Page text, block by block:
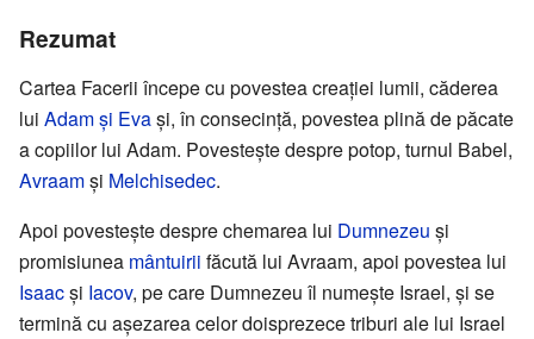
Rezumat
Cartea Facerii începe cu povestea creaţiei lumii, căderea
lui Adam şi Evaşi, în consecinţă, povestea plină de păcate
a copiilor lui Adam. Povesteşte despre potop, turnul Babel,
Avraamşi Melchisedec.
Apoi povesteşte despre chemarea lui Dumnezeu şi
promisiunea mântuirii făcută lui Avraam, apoi povestea lui
Isaacşi Iacov, pe care Dumnezeu îl numeşte Israel, şi se
termină cu aşezarea celor doisprezece triburi ale lui Israel